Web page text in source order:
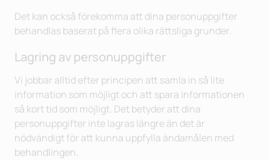
Det kan också förekomma att dina personuppgifter
behandlas baserat på flera olika rättsliga grunder.
Lagring av personuppgifter
Vi jobbar alltid efter principen att samla in så lite
information som möjligt och att spara informationen
så kort tid som möjligt. Det betyder att dina
personuppgifter inte lagras längre än det är
nödvändigt för att kunna uppfylla ändamålen med
behandlingen.